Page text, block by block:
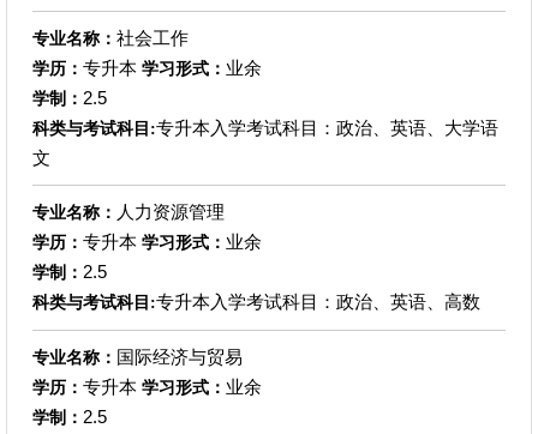
专业名称： 社会工作
学历： 专升本 学习形式： 业余
学制： 2.5
科类与考试科目:专升本入学考试科目：政治、英语、大学语
文
专业名称： 人力资源管理
学历： 专升本 学习形式： 业余
学制： 2.5
科类与考试科目:专升本入学考试科目：政治、英语、高数
专业名称： 国际经济与贸易
学历： 专升本 学习形式： 业余
学制： 2.5